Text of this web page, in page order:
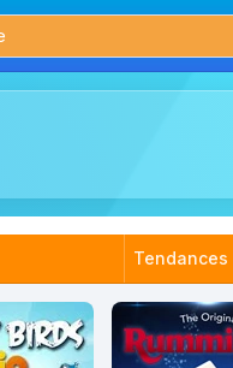
Tendances
Nouveautés
Plus joués